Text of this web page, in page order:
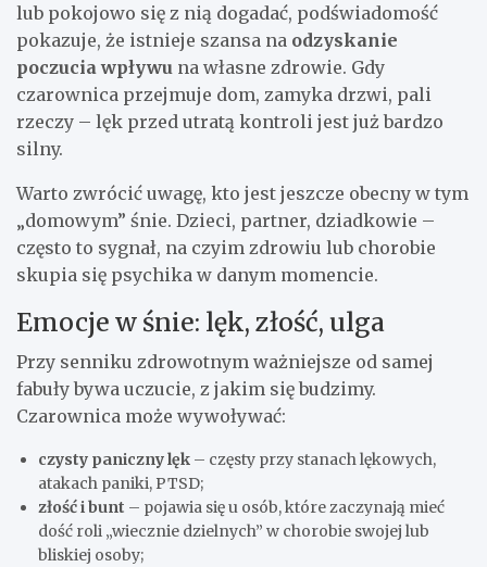
lub pokojowo się z nią dogadać, podświadomość
pokazuje, że istnieje szansa na odzyskanie
poczucia wpływu na własne zdrowie. Gdy
czarownica przejmuje dom, zamyka drzwi, pali
rzeczy – lęk przed utratą kontroli jest już bardzo
silny.
Warto zwrócić uwagę, kto jest jeszcze obecny w tym
„domowym” śnie. Dzieci, partner, dziadkowie –
często to sygnał, na czyim zdrowiu lub chorobie
skupia się psychika w danym momencie.
Emocje w śnie: lęk, złość, ulga
Przy senniku zdrowotnym ważniejsze od samej
fabuły bywa uczucie, z jakim się budzimy.
Czarownica może wywoływać:
czysty paniczny lęk – częsty przy stanach lękowych,
atakach paniki, PTSD;
złość i bunt – pojawia się u osób, które zaczynają mieć
dość roli „wiecznie dzielnych” w chorobie swojej lub
bliskiej osoby;